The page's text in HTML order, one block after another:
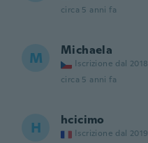
circa 5 anni fa
M Michaela
Iscrizione dal 2018
circa 5 anni fa
H hcicimo
Iscrizione dal 2019